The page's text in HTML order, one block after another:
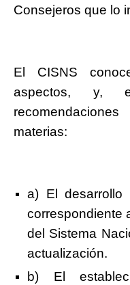
Consejeros que lo
El CISNS
aspectos, y,
materias:
a) El desarrollo
correspondiente
del Sistema
actualización.
b) El